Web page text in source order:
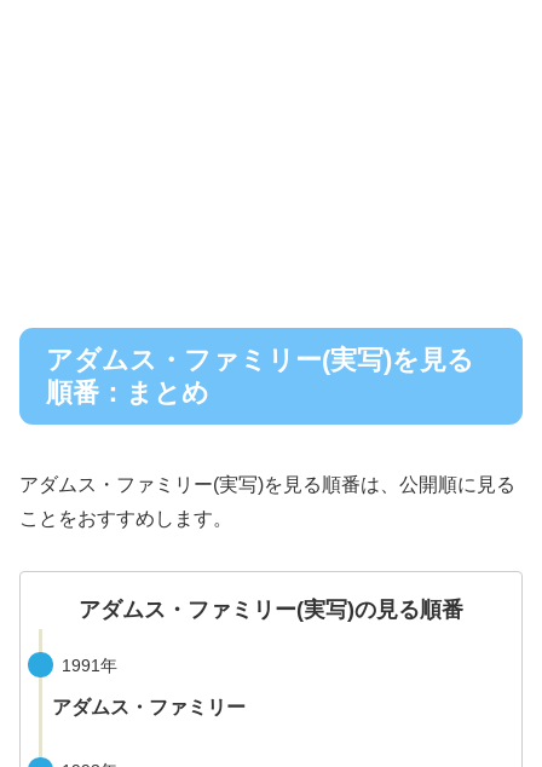
アダムス・ファミリー(実写)を見る
順番：まとめ
アダムス・ファミリー(実写)を見る順番は、公開順に見る
ことをおすすめします。
アダムス・ファミリー(実写)の見る順番
1991年
アダムス・ファミリー